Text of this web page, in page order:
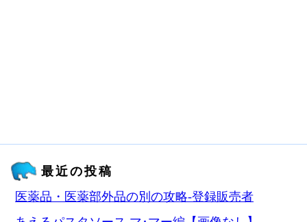
最近の投稿
医薬品・医薬部外品の別の攻略‐登録販売者